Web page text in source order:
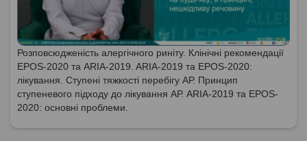
Розповсюдженість алергічного риніту. Клінічні рекомендації
EPOS-2020 та ARIA-2019. ARIA-2019 та EPOS-2020:
лікування. Ступені тяжкості перебігу АР. Принцип
ступеневого підходу до лікування АР. ARIA-2019 та EPOS-
2020: основні проблеми.